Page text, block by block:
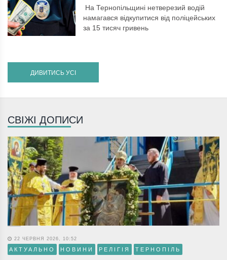
На Тернопільщині нетверезий водій
намагався відкупитися від поліцейських
за 15 тисяч гривень
ДИВИТИСЬ УСІ
СВІЖІ ДОПИСИ
22 ЧЕРВНЯ 2026, 10:52
АКТУАЛЬНО НОВИНИ РЕЛІГІЯ ТЕРНОПІЛЬ